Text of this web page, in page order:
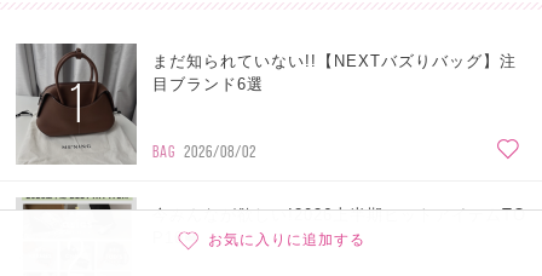
お気に入りに追加する
1
まだ知られていない!!【NEXTバズりバッグ】注
目ブランド6選
BAG 2026/08/02
今みんなが欲しい!2026上半期ヒットアイテムTO
P10👑